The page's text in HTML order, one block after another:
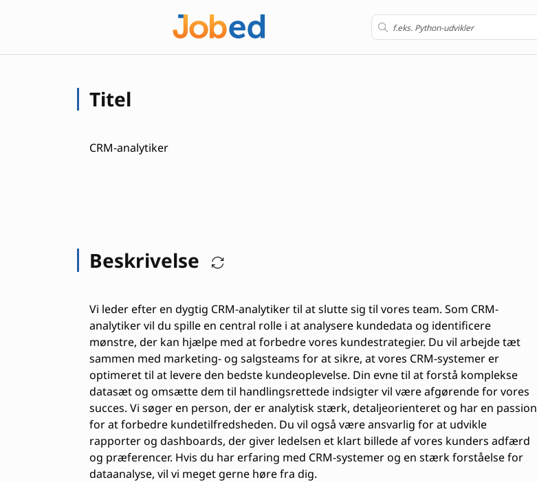
Titel
CRM-analytiker
Beskrivelse
Vi leder efter en dygtig CRM-analytiker til at slutte sig til vores team. Som CRM-
analytiker vil du spille en central rolle i at analysere kundedata og identificere
mønstre, der kan hjælpe med at forbedre vores kundestrategier. Du vil arbejde tæt
sammen med marketing- og salgsteams for at sikre, at vores CRM-systemer er
optimeret til at levere den bedste kundeoplevelse. Din evne til at forstå komplekse
datasæt og omsætte dem til handlingsrettede indsigter vil være afgørende for vores
succes. Vi søger en person, der er analytisk stærk, detaljeorienteret og har en passion
for at forbedre kundetilfredsheden. Du vil også være ansvarlig for at udvikle
rapporter og dashboards, der giver ledelsen et klart billede af vores kunders adfærd
og præferencer. Hvis du har erfaring med CRM-systemer og en stærk forståelse for
dataanalyse, vil vi meget gerne høre fra dig.